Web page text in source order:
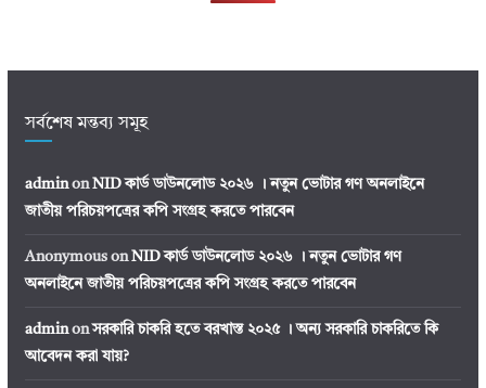
সর্বশেষ মন্তব্য সমূহ
adminon NID কার্ড ডাউনলোড ২০২৬ । নতুন ভোটার গণ অনলাইনে
জাতীয় পরিচয়পত্রের কপি সংগ্রহ করতে পারবেন
Anonymouson NID কার্ড ডাউনলোড ২০২৬ । নতুন ভোটার গণ
অনলাইনে জাতীয় পরিচয়পত্রের কপি সংগ্রহ করতে পারবেন
adminonসরকারি চাকরি হতে বরখাস্ত ২০২৫ । অন্য সরকারি চাকরিতে কি
আবেদন করা যায়?